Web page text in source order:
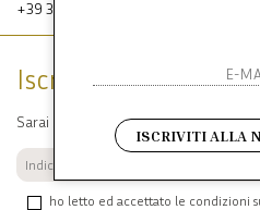
+39 333 574 1398
Iscriviti alla
Sarai sempre aggiornato su offerte e
ho letto ed accettato le condizioni
ISCRIVITI ALLA